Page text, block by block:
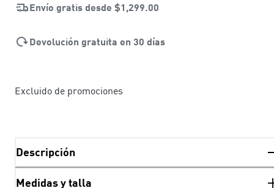
Envío gratis desde $1,299.00
Devolución gratuita en 30 días
Excluido de promociones
Descripción
Medidas y talla